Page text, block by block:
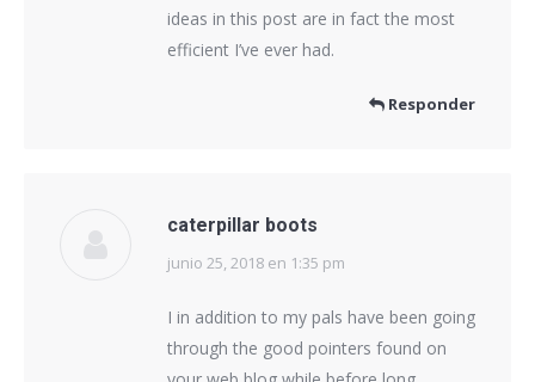
ideas in this post are in fact the most
efficient I’ve ever had.
Responder
caterpillar boots
dice:
junio 25, 2018 en 1:35 pm
I in addition to my pals have been going
through the good pointers found on